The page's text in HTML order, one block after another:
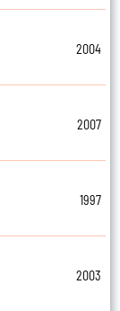
2004
2007
1997
2003